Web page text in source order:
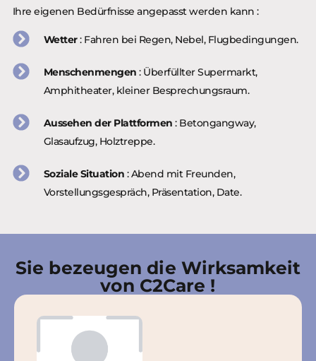
Ihre eigenen Bedürfnisse angepasst werden kann :
Wetter: Fahren bei Regen, Nebel, Flugbedingungen.
Menschenmengen : Überfüllter Supermarkt,
Amphitheater, kleiner Besprechungsraum.
Aussehen der Plattformen : Betongangway,
Glasaufzug, Holztreppe.
Soziale Situation : Abend mit Freunden,
Vorstellungsgespräch, Präsentation, Date.
Sie bezeugen die Wirksamkeit
von C2Care !